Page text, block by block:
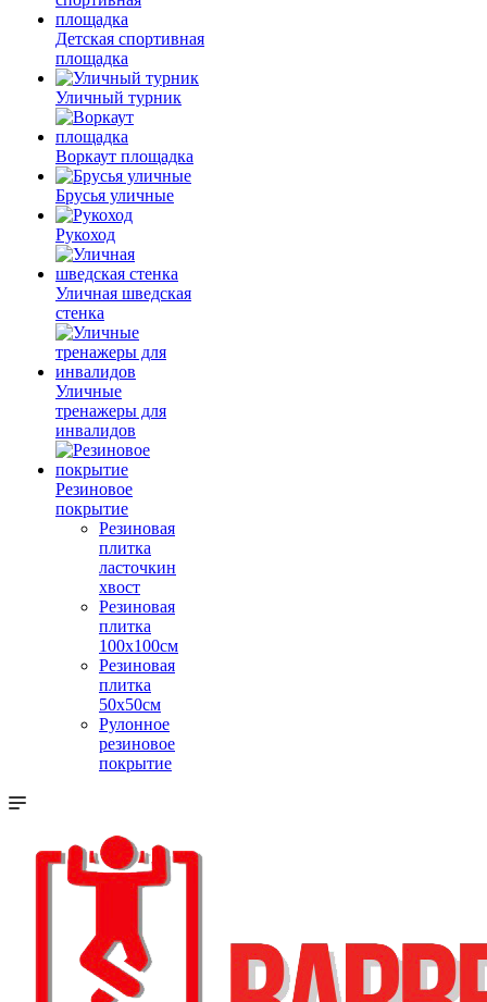
Детская спортивная
площадка
Уличный турник
Воркаут площадка
Брусья уличные
Рукоход
Уличная шведская
стенка
Уличные
тренажеры для
инвалидов
Резиновое
покрытие
Резиновая
плитка
ласточкин
хвост
Резиновая
плитка
100х100см
Резиновая
плитка
50х50см
Рулонное
резиновое
покрытие